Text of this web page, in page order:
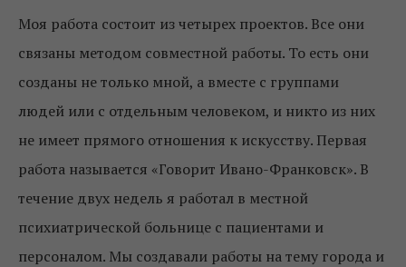
Моя работа состоит из четырех проектов. Все они
связаны методом совместной работы. То есть они
созданы не только мной, а вместе с группами
людей или с отдельным человеком, и никто из них
не имеет прямого отношения к искусству. Первая
работа называется «Говорит Ивано-Франковск». В
течение двух недель я работал в местной
психиатрической больнице с пациентами и
персоналом. Мы создавали работы на тему города и